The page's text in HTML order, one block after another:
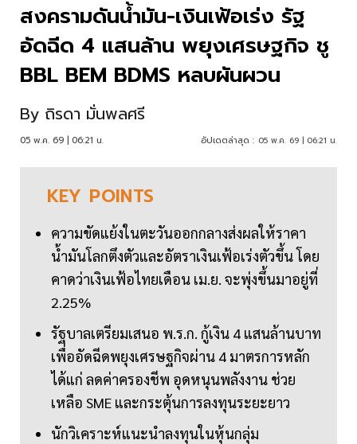
สงครามดันน้ำมัน-เงินเฟ้อเร่ง รัฐ
อัดฉีด 4 แสนล้าน พยุงเศรษฐกิจ ชู
BBL BEM BDMS หลบผันผวน
By ถิรดา มั่นพลศรี
05 พ.ค. 69 | 06:21 น. อัปเดตล่าสุด : 05 พ.ค. 69 | 06:21 น.
KEY POINTS
ความขัดแย้งในตะวันออกกลางส่งผลให้ราคา
น้ำมันโลกตึงตัวและอัตราเงินเฟ้อเร่งตัวขึ้น โดย
คาดว่าเงินเฟ้อไทยเดือน เม.ย. จะพุ่งขึ้นมาอยู่ที่
2.25%
รัฐบาลเตรียมเสนอ พ.ร.ก. กู้เงิน 4 แสนล้านบาท
เพื่ออัดฉีดพยุงเศรษฐกิจผ่าน 4 มาตรการหลัก
ได้แก่ ลดค่าครองชีพ อุดหนุนพลังงาน ช่วย
เหลือ SME และกระตุ้นการลงทุนระยะยาว
นักวิเคราะห์แนะนำลงทุนในหุ้นกลุ่ม